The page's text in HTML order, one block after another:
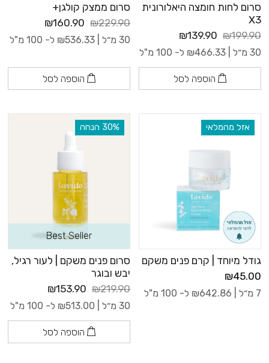
סרום לחות חומצה היאלורונית
X3
₪199.90
₪139.90
30 מ״ל | ₪466.33 ל- 100 מ"ל
הוספה לסל
סרום ממצק קולגן+
₪229.90
₪160.90
30 מ״ל | ₪536.33 ל- 100 מ"ל
הוספה לסל
אזל מהמלאי
גודל מיוחד | קרם פנים משקם
₪45.00
7 מ״ל | ₪642.86 ל- 100 מ"ל
‫30% הנחה
Best Seller
סרום פנים משקם | לעור רגיל,
יבש ובוגר
₪219.90
₪153.90
30 מ״ל | ₪513.00 ל- 100 מ"ל
הוספה לסל